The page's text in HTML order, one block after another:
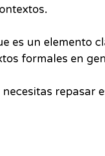
es un elemento
formales en
repasar